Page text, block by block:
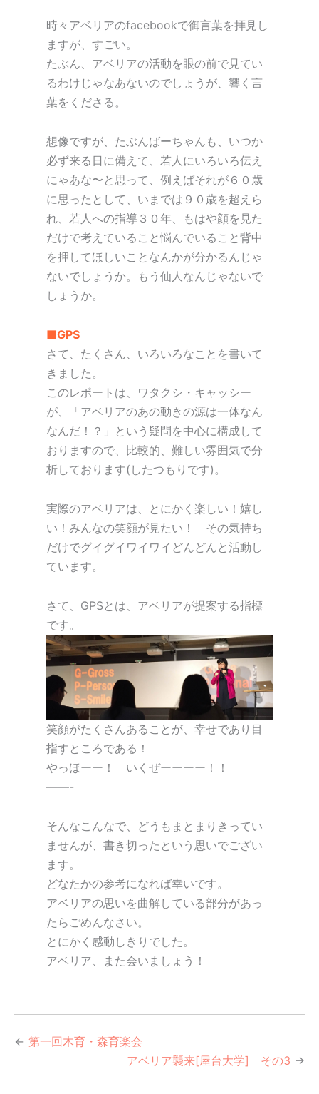
時々アベリアのfacebookで御言葉を拝見し
ますが、すごい。
たぶん、アベリアの活動を眼の前で見てい
るわけじゃなあないのでしょうが、響く言
葉をくださる。
想像ですが、たぶんばーちゃんも、いつか
必ず来る日に備えて、若人にいろいろ伝え
にゃあな〜と思って、例えばそれが６０歳
に思ったとして、いまでは９０歳を超えら
れ、若人への指導３０年、もはや顔を見た
だけで考えていること悩んでいること背中
を押してほしいことなんかが分かるんじゃ
ないでしょうか。もう仙人なんじゃないで
しょうか。
■GPS
さて、たくさん、いろいろなことを書いて
きました。
このレポートは、ワタクシ・キャッシー
が、「アベリアのあの動きの源は一体なん
なんだ！？」という疑問を中心に構成して
おりますので、比較的、難しい雰囲気で分
析しております(したつもりです)。
実際のアベリアは、とにかく楽しい！嬉し
い！みんなの笑顔が見たい！ その気持ち
だけでグイグイワイワイどんどんと活動し
ています。
さて、GPSとは、アベリアが提案する指標
です。
笑顔がたくさんあることが、幸せであり目
指すところである！
やっほーー！ いくぜーーーー！！
——-
そんなこんなで、どうもまとまりきってい
ませんが、書き切ったという思いでござい
ます。
どなたかの参考になれば幸いです。
アベリアの思いを曲解している部分があっ
たらごめんなさい。
とにかく感動しきりでした。
アベリア、また会いましょう！
← 第一回木育・森育楽会
アベリア襲来[屋台大学] その3 →